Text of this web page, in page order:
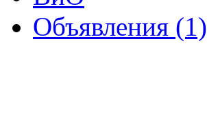
Объявления (1)